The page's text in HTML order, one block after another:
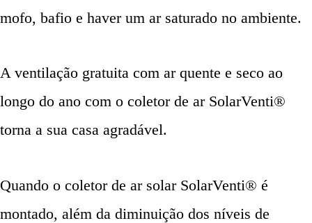
mofo, bafio e haver um ar saturado no ambiente.
A ventilação gratuita com ar quente e seco ao
longo do ano com o coletor de ar SolarVenti®
torna a sua casa agradável.
Quando o coletor de ar solar SolarVenti® é
montado, além da diminuição dos níveis de